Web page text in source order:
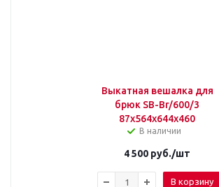
Выкатная вешалка для
брюк SB-Br/600/3
87х564х644х460
В наличии
4 500 руб./шт
В корзину